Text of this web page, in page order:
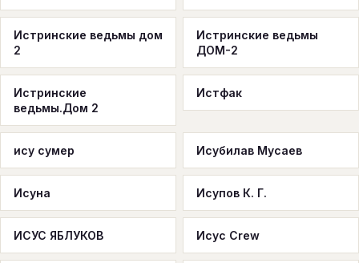
Истринские ведьмы дом
2
Истринские ведьмы
ДОМ-2
Истринские
ведьмы.Дом 2
Истфак
ису сумер Исубилав Мусаев
Исуна Исупов К. Г.
ИСУС ЯБЛУКОВ Исус Crew